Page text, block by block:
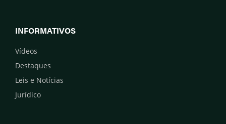
INFORMATIVOS
Vídeos
Destaques
Leis e Notícias
Jurídico